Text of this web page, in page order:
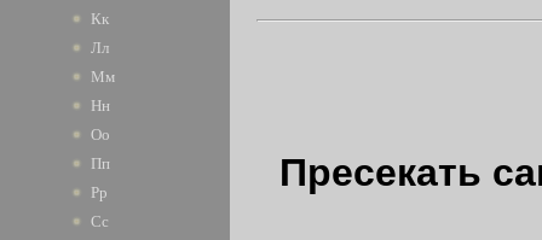
Кк
Лл
Мм
Нн
Оо
Пп
Рр
Сс
Пресекать